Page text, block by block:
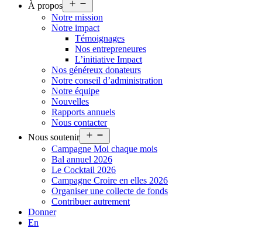
À propos
le
menu
Notre mission
Notre impact
Témoignages
Nos entrepreneures
L’initiative Impact
Nos généreux donateurs
Notre conseil d’administration
Notre équipe
Nouvelles
Rapports annuels
Nous contacter
Nous soutenir
le
menu
Campagne Moi chaque mois
Bal annuel 2026
Le Cocktail 2026
Campagne Croire en elles 2026
Organiser une collecte de fonds
Contribuer autrement
Donner
En